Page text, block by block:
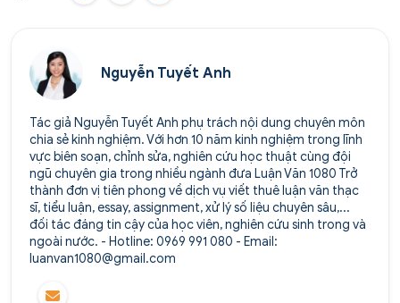
Nguyễn Tuyết Anh
Tác giả Nguyễn Tuyết Anh phụ trách nội dung chuyên môn
chia sẻ kinh nghiệm. Với hơn 10 năm kinh nghiệm trong lĩnh
vực biên soạn, chỉnh sửa, nghiên cứu học thuật cùng đội
ngũ chuyên gia trong nhiều ngành đưa Luận Văn 1080 Trở
thành đơn vị tiên phong về dịch vụ viết thuê luận văn thạc
sĩ, tiểu luận, essay, assignment, xử lý số liệu chuyên sâu,...
đối tác đáng tin cậy của học viên, nghiên cứu sinh trong và
ngoài nước. - Hotline: 0969 991 080 - Email:
luanvan1080@gmail.com